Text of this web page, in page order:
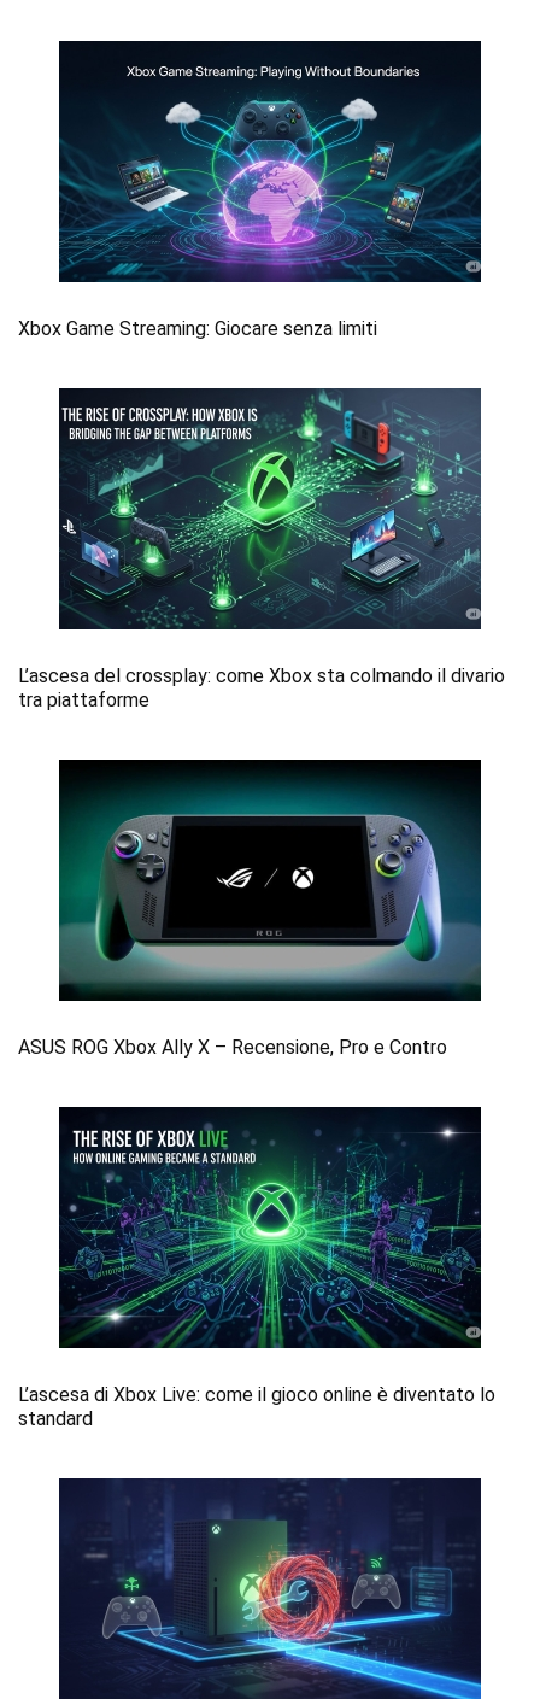
Xbox Game Streaming: Giocare senza limiti
L’ascesa del crossplay: come Xbox sta colmando il divario
tra piattaforme
ASUS ROG Xbox Ally X – Recensione, Pro e Contro
L’ascesa di Xbox Live: come il gioco online è diventato lo
standard